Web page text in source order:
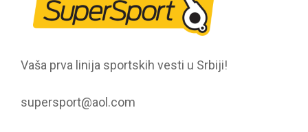
Vaša prva linija sportskih vesti u Srbiji!
supersport@aol.com